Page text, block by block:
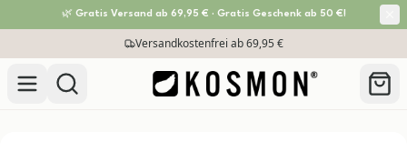
🌿 Gratis Versand ab 69,95 € · Gratis Geschenk ab 50 €!
Zum Inhalt springenVersandkostenfrei ab 69,95 €